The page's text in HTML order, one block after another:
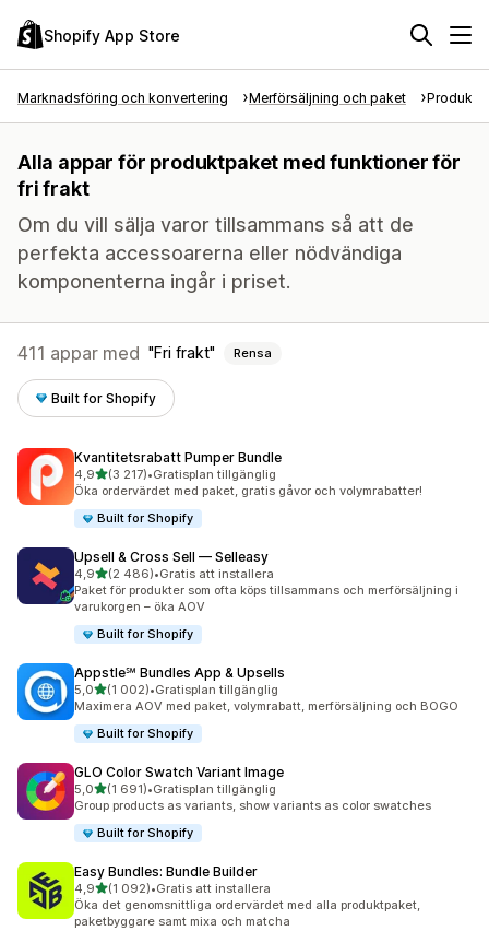
Shopify App Store
Marknadsföring och konvertering Merförsäljning och paket
Alla appar för produktpaket med funktioner för
fri frakt
Om du vill sälja varor tillsammans så att de
perfekta accessoarerna eller nödvändiga
komponenterna ingår i priset.
411 appar med Fri frakt Rensa
Built for Shopify
Kvantitetsrabatt Pumper Bundle
4,9av 5 stjärnor
(3 217)
3217 recensioner totalt
•Gratisplan tillgänglig
Öka ordervärdet med paket, gratis gåvor och volymrabatter!
Built for Shopify
Upsell & Cross Sell — Selleasy
4,9av 5 stjärnor
(2 486)
2486 recensioner totalt
•Gratis att installera
Paket för produkter som ofta köps tillsammans och merförsäljning i
varukorgen – öka AOV
Built for Shopify
Appstle℠ Bundles App & Upsells
5,0av 5 stjärnor
(1 002)
1002 recensioner totalt
•Gratisplan tillgänglig
Maximera AOV med paket, volymrabatt, merförsäljning och BOGO
Built for Shopify
GLO Color Swatch Variant Image
5,0av 5 stjärnor
(1 691)
1691 recensioner totalt
•Gratisplan tillgänglig
Group products as variants, show variants as color swatches
Built for Shopify
Easy Bundles: Bundle Builder
4,9av 5 stjärnor
(1 092)
1092 recensioner totalt
•Gratis att installera
Öka det genomsnittliga ordervärdet med alla produktpaket,
paketbyggare samt mixa och matcha